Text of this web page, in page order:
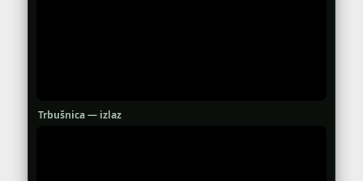
Trbušnica — izlaz